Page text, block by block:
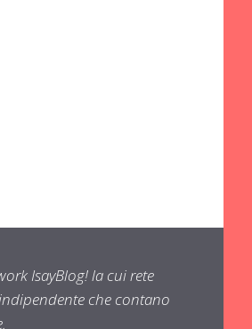
IsayBlog! la cui rete
che contano